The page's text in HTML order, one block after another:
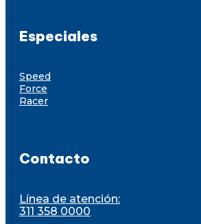
Especiales
Speed
Force
Racer
Contacto
Línea de atención:
311 358 0000